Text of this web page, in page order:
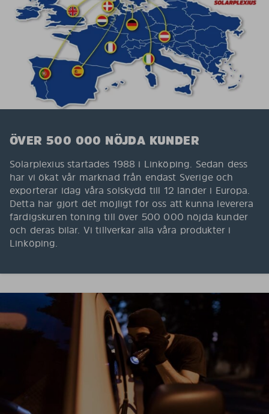
ÖVER 500 000 NÖJDA KUNDER
Solarplexius startades 1988 i Linköping. Sedan dess
har vi ökat vår marknad från endast Sverige och
exporterar idag våra solskydd till 12 länder i Europa.
Detta har gjort det möjligt för oss att kunna leverera
färdigskuren toning till över 500 000 nöjda kunder
och deras bilar. Vi tillverkar alla våra produkter i
Linköping.